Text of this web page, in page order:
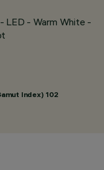
LED - Warm White -
Index) 102